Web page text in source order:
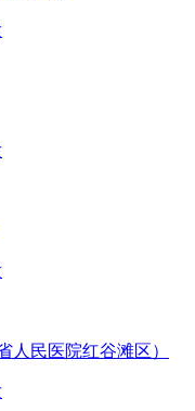
人民医院红谷滩区）